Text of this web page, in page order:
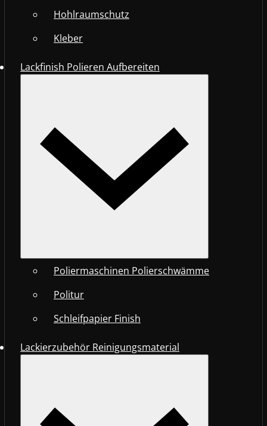
Hohlraumschutz
Kleber
Lackfinish Polieren Aufbereiten
Poliermaschinen Polierschwämme
Politur
Schleifpapier Finish
Lackierzubehör Reinigungsmaterial